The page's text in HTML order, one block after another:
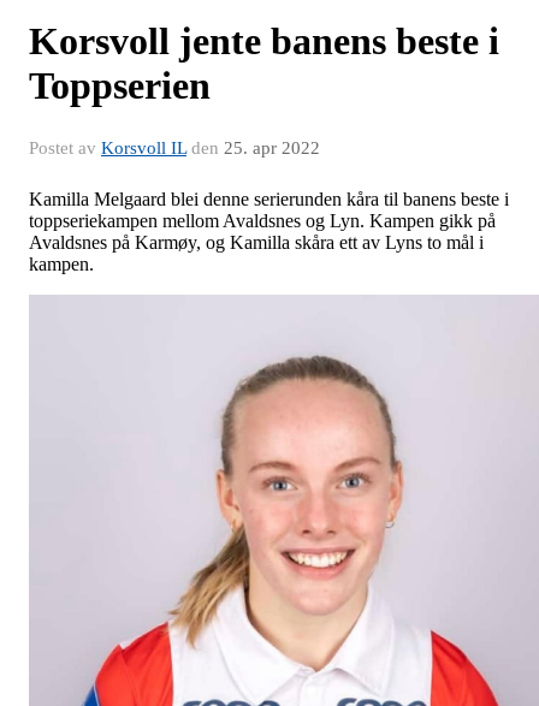
Korsvoll jente banens beste i
Toppserien
Postet av Korsvoll ILden 25. apr 2022
Kamilla Melgaard blei denne serierunden kåra til banens beste i
toppseriekampen mellom Avaldsnes og Lyn. Kampen gikk på
Avaldsnes på Karmøy, og Kamilla skåra ett av Lyns to mål i
kampen.